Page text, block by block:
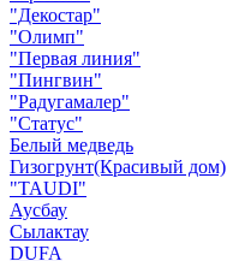
"Декостар"
"Олимп"
"Первая линия"
"Пингвин"
"Радугамалер"
"Статус"
Белый медведь
Гизогрунт(Красивый дом)
"TAUDI"
Аусбау
Сылактау
DUFA